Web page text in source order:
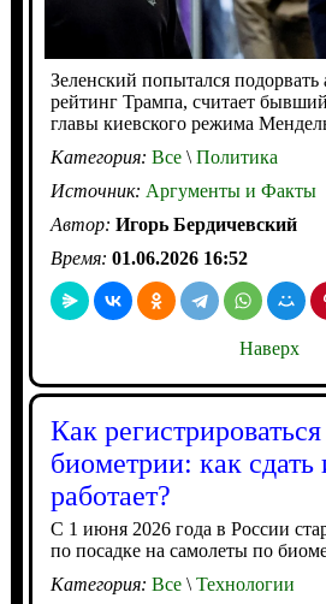
Зеленский попытался подорвать
рейтинг Трампа, считает бывший
главы киевского режима
Категория: Все\Политика
Источник: Аргументы и Факты
Автор: Игорь Бердичевский
Время: 01.06.2026 16:52
Наверх
Как
биометрии: как сдать
работает?
С 1 июня 2026 года в России
по посадке на самолеты по
Категория: Все\Технологии